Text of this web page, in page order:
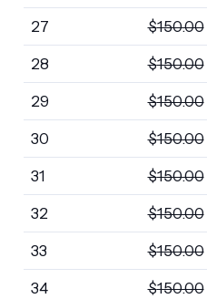
27 $150.00
28 $150.00
29 $150.00
30 $150.00
31 $150.00
32 $150.00
33 $150.00
34 $150.00